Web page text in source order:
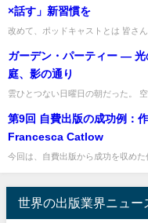
×話す」新習慣を
改めて、ポッドキャストとは 皆さん
ているでしょうか。 筆者は家事の合
「ながら聴き」として利用す...
ガーデン・パーティー ― 光
庭、影の通り
雲ひとつない日曜日の朝だった。
の上に広がっていて、ガラス張りの
も、街路樹の若い葉も、同じ方...
第9回 自費出版の成功例：
Francesca Catlow
今回は、自費出版から成功を収めた
Francesca ...
世界の出版業界ニュー